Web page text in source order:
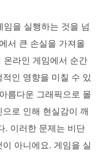
을 실행하는 것을 넘
서 큰 손실을 가져올
온라인 게임에서 순간
인 영향을 미칠 수 있
름다운 그래픽으로 몰
로 인해 현실감이 깨
. 이러한 문제는 비단
아니에요. 게임을 실